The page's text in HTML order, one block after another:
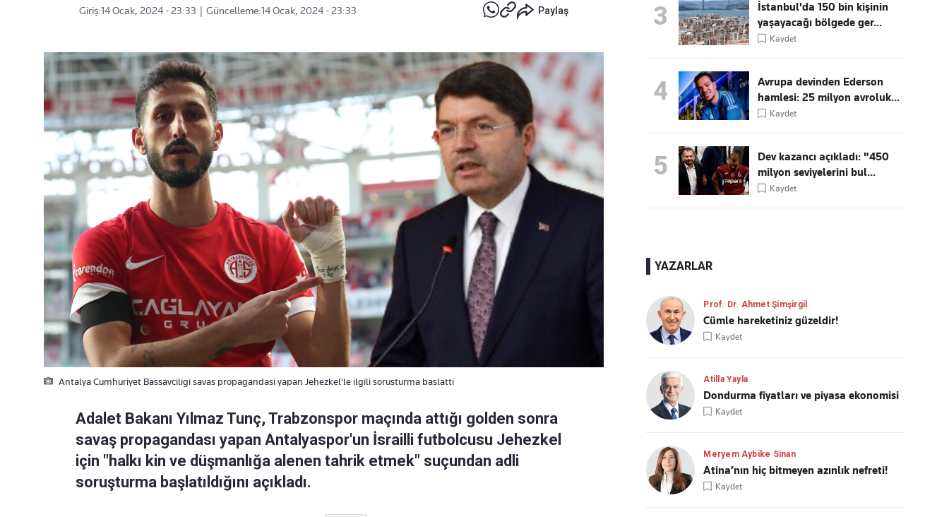
Giriş:14 Ocak, 2024 - 23:33 Güncelleme:14 Ocak, 2024 - 23:33 Paylaş
Antalya Cumhuriyet Bassavciligi savas propagandasi yapan Jehezkel'le ilgili sorusturma baslatti
Adalet Bakanı Yılmaz Tunç, Trabzonspor maçında attığı golden sonra
savaş propagandası yapan Antalyaspor'un İsrailli futbolcusu Jehezkel
için "halkı kin ve düşmanlığa alenen tahrik etmek" suçundan adli
soruşturma başlatıldığını açıkladı.
3
İstanbul'da 150 bin kişinin
yaşayacağı bölgede ger...
Kaydet
4
Avrupa devinden Ederson
hamlesi: 25 milyon avroluk...
Kaydet
5
Dev kazancı açıkladı: "450
milyon seviyelerini bul...
Kaydet
YAZARLAR
Prof. Dr. Ahmet Şimşirgil
Cümle hareketiniz güzeldir!
Kaydet
Atilla Yayla
Dondurma fiyatları ve piyasa ekonomisi
Kaydet
Meryem Aybike Sinan
Atina’nın hiç bitmeyen azınlık nefreti!
Kaydet